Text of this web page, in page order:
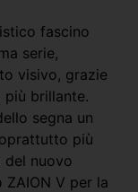
fascino
serie,
visivo, grazie
più brillante.
segna un
più
del nuovo
V per la